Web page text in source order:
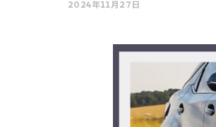
2024年11月27日